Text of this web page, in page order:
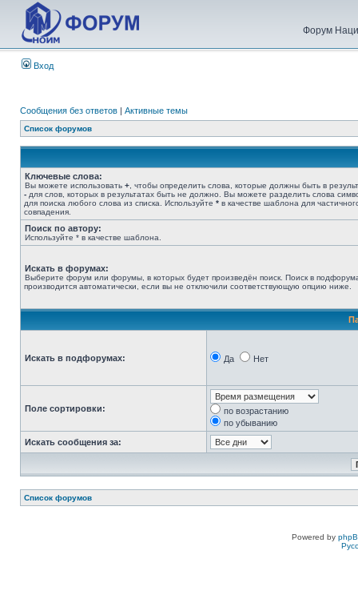
Форум
Вход
Сообщения без ответов | Активные темы
Список форумов
Ключевые слова:
Вы можете использовать + , чтобы определить слова, которые должны быть в
- для слов, которых в результатах быть не должно. Вы можете разделить слова
для поиска любого слова из списка. Используйте * в качестве шаблона для
совпадения.
Поиск по автору:
Используйте * в качестве шаблона.
Искать в форумах:
Выберите форум или форумы, в которых будет произведён поиск. Поиск в
производится автоматически, если вы не отключили соответствующую опцию ниже.
Искать в подфорумах: Да Нет
Поле сортировки:
по возрастанию
по убыванию
Искать сообщения за:
Список форумов
Powered by